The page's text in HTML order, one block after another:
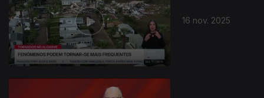
16 nov. 2025